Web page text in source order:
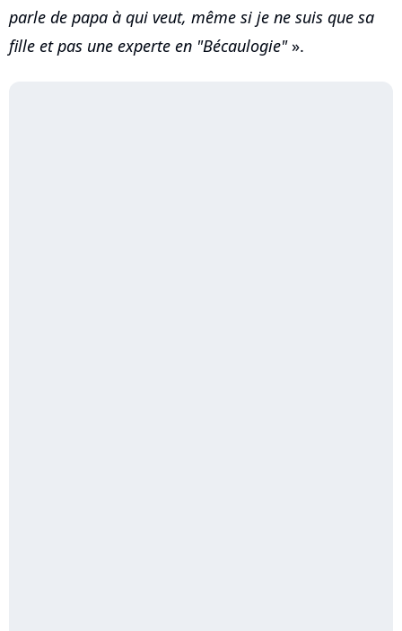
parle de papa à qui veut, même si je ne suis que sa
fille et pas une experte en "Bécaulogie"».